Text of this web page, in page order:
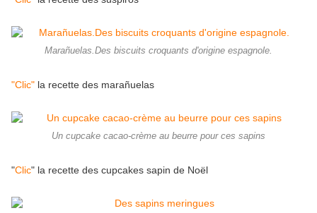
Marañuelas.Des biscuits croquants d'origine espagnole.
"Clic" la recette des marañuelas
Un cupcake cacao-crème au beurre pour ces sapins
"Clic" la recette des cupcakes sapin de Noël